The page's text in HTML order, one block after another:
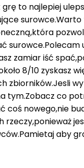
grę to najlepiej
surowce.Warto
surowce.Polecam
zamiar iść
8/10 zyskasz
zbiorników.Jesli
tym.Zobacz co
coś nowego,nie
rzeczy,ponieważ
aby